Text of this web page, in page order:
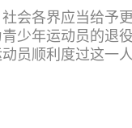
会各界应当给予
少年运动员的退
员顺利度过这一